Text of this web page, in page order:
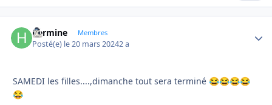
hermine Membres
Posté(e) le 20 mars 20242 a
SAMEDI les filles....,dimanche tout sera terminé 😂😂😂😂
😂